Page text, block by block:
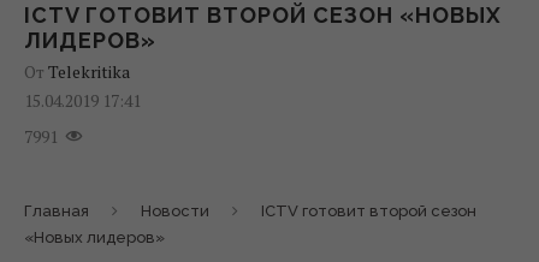
ICTV ГОТОВИТ ВТОРОЙ СЕЗОН «НОВЫХ
ЛИДЕРОВ»
От Telekritika
15.04.2019 17:41
7991
Главная Новости
ICTV готовит второй сезон
«Новых лидеров»